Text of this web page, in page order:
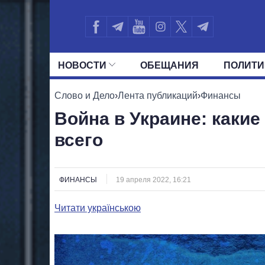
НОВОСТИ ОБЕЩАНИЯ
ВСЕ ПОЛИТИКИ ПРЕЗИДЕНТ И
Слово и Дело›Лента публикаций›Финансы
Война в Украине:
всего
ФИНАНСЫ 19 апреля 2022, 16:21
Читати українською